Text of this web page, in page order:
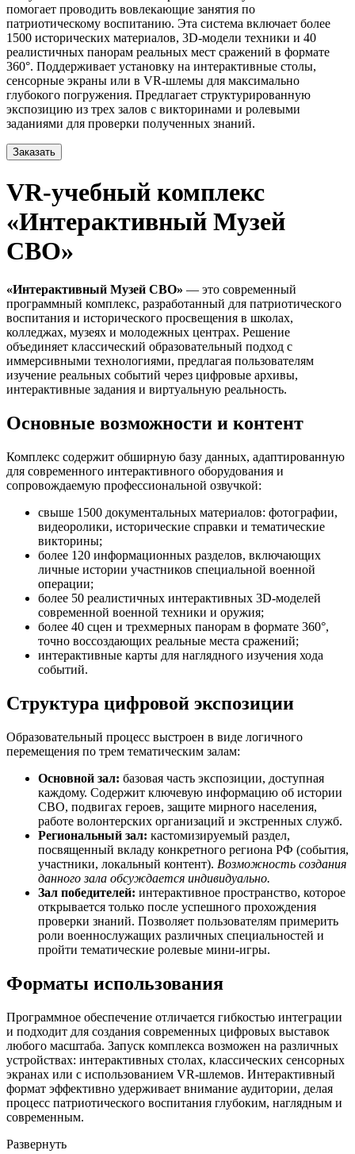
помогает проводить вовлекающие занятия по
патриотическому воспитанию. Эта система включает более
1500 исторических материалов, 3D-модели техники и 40
реалистичных панорам реальных мест сражений в формате
360°. Поддерживает установку на интерактивные столы,
сенсорные экраны или в VR-шлемы для максимально
глубокого погружения. Предлагает структурированную
экспозицию из трех залов с викторинами и ролевыми
заданиями для проверки полученных знаний.
Заказать
VR-учебный комплекс
«Интерактивный Музей
СВО»
«Интерактивный Музей СВО» — это современный
программный комплекс, разработанный для патриотического
воспитания и исторического просвещения в школах,
колледжах, музеях и молодежных центрах. Решение
объединяет классический образовательный подход с
иммерсивными технологиями, предлагая пользователям
изучение реальных событий через цифровые архивы,
интерактивные задания и виртуальную реальность.
Основные возможности и контент
Комплекс содержит обширную базу данных, адаптированную
для современного интерактивного оборудования и
сопровождаемую профессиональной озвучкой:
свыше 1500 документальных материалов: фотографии,
видеоролики, исторические справки и тематические
викторины;
более 120 информационных разделов, включающих
личные истории участников специальной военной
операции;
более 50 реалистичных интерактивных 3D-моделей
современной военной техники и оружия;
более 40 сцен и трехмерных панорам в формате 360°,
точно воссоздающих реальные места сражений;
интерактивные карты для наглядного изучения хода
событий.
Структура цифровой экспозиции
Образовательный процесс выстроен в виде логичного
перемещения по трем тематическим залам:
Основной зал: базовая часть экспозиции, доступная
каждому. Содержит ключевую информацию об истории
СВО, подвигах героев, защите мирного населения,
работе волонтерских организаций и экстренных служб.
Региональный зал: кастомизируемый раздел,
посвященный вкладу конкретного региона РФ (события,
участники, локальный контент). Возможность создания
данного зала обсуждается индивидуально.
Зал победителей: интерактивное пространство, которое
открывается только после успешного прохождения
проверки знаний. Позволяет пользователям примерить
роли военнослужащих различных специальностей и
пройти тематические ролевые мини-игры.
Форматы использования
Программное обеспечение отличается гибкостью интеграции
и подходит для создания современных цифровых выставок
любого масштаба. Запуск комплекса возможен на различных
устройствах: интерактивных столах, классических сенсорных
экранах или с использованием VR-шлемов. Интерактивный
формат эффективно удерживает внимание аудитории, делая
процесс патриотического воспитания глубоким, наглядным и
современным.
Развернуть